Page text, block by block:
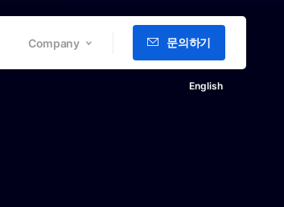
Company 문의하기
English